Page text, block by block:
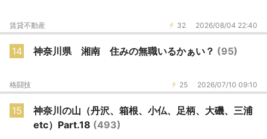
32 2026/08/04 22:40
賃貸不動産
14 神奈川県 湘南 住みの無職いるかぁい？ (95)
25 2026/07/10 09:10
格闘技
15
神奈川の山（丹沢、箱根、小仏、足柄、大磯、三浦
etc）Part.18 (493)